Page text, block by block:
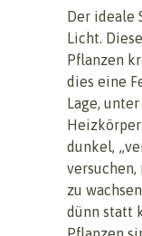
Der ideale
Licht.
Pflanzen
dies eine
Lage,
dunkel,
zu
dünn statt